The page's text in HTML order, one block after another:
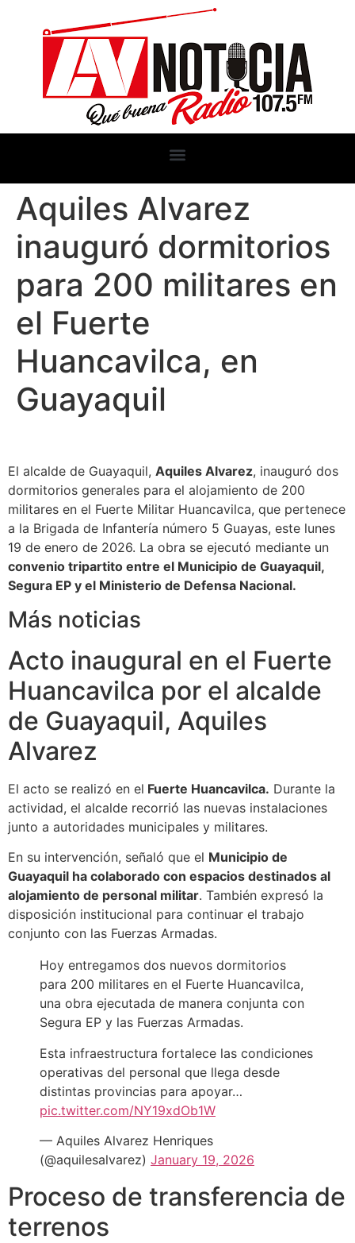
Aquiles Alvarez
inauguró dormitorios
para 200 militares en
el Fuerte
Huancavilca, en
Guayaquil
El alcalde de Guayaquil, Aquiles Alvarez, inauguró dos
dormitorios generales para el alojamiento de 200
militares en el Fuerte Militar Huancavilca, que pertenece
a la Brigada de Infantería número 5 Guayas, este lunes
19 de enero de 2026. La obra se ejecutó mediante un
convenio tripartito entre el Municipio de Guayaquil,
Segura EP y el Ministerio de Defensa Nacional.
Más noticias
Acto inaugural en el Fuerte
Huancavilca por el alcalde
de Guayaquil, Aquiles
Alvarez
El acto se realizó en el Fuerte Huancavilca. Durante la
actividad, el alcalde recorrió las nuevas instalaciones
junto a autoridades municipales y militares.
En su intervención, señaló que el Municipio de
Guayaquil ha colaborado con espacios destinados al
alojamiento de personal militar. También expresó la
disposición institucional para continuar el trabajo
conjunto con las Fuerzas Armadas.
Hoy entregamos dos nuevos dormitorios
para 200 militares en el Fuerte Huancavilca,
una obra ejecutada de manera conjunta con
Segura EP y las Fuerzas Armadas.
Esta infraestructura fortalece las condiciones
operativas del personal que llega desde
distintas provincias para apoyar…
pic.twitter.com/NY19xdOb1W
— Aquiles Alvarez Henriques
(@aquilesalvarez) January 19, 2026
Proceso de transferencia de
terrenos